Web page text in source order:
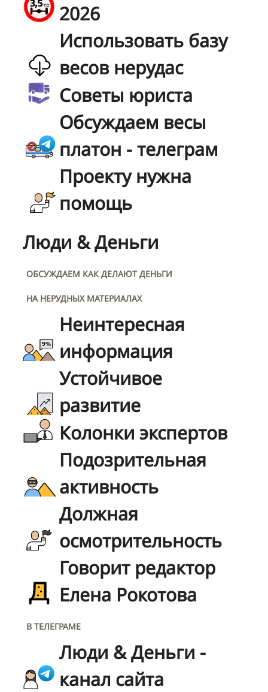
2026
Использовать базу
весов нерудас
Советы юриста
Обсуждаем весы
платон - телеграм
Проекту нужна
помощь
Люди & Деньги
ОБСУЖДАЕМ КАК ДЕЛАЮТ ДЕНЬГИ
НА НЕРУДНЫХ МАТЕРИАЛАХ
Неинтересная
информация
Устойчивое
развитие
Колонки экспертов
Подозрительная
активность
Должная
осмотрительность
Говорит редактор
Елена Рокотова
В ТЕЛЕГРАМЕ
Люди & Деньги -
канал сайта